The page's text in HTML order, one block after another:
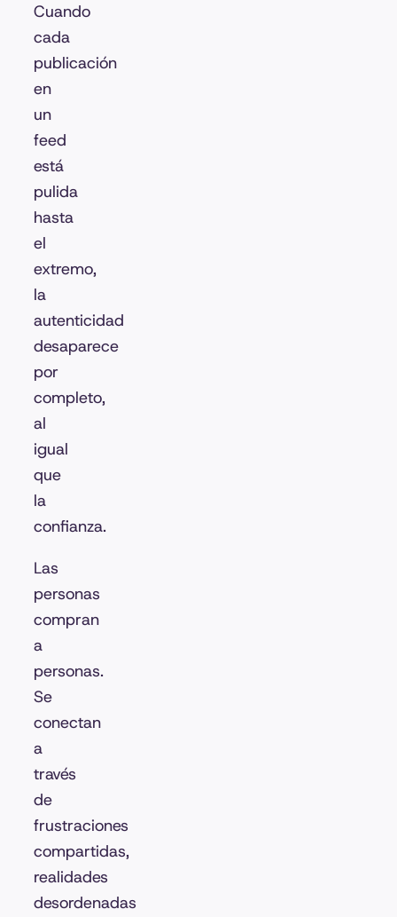
Cuando
cada
publicación
en
un
feed
está
pulida
hasta
el
extremo,
la
autenticidad
desaparece
por
completo,
al
igual
que
la
confianza.
Las
personas
compran
a
personas.
Se
conectan
a
través
de
frustraciones
compartidas,
realidades
desordenadas